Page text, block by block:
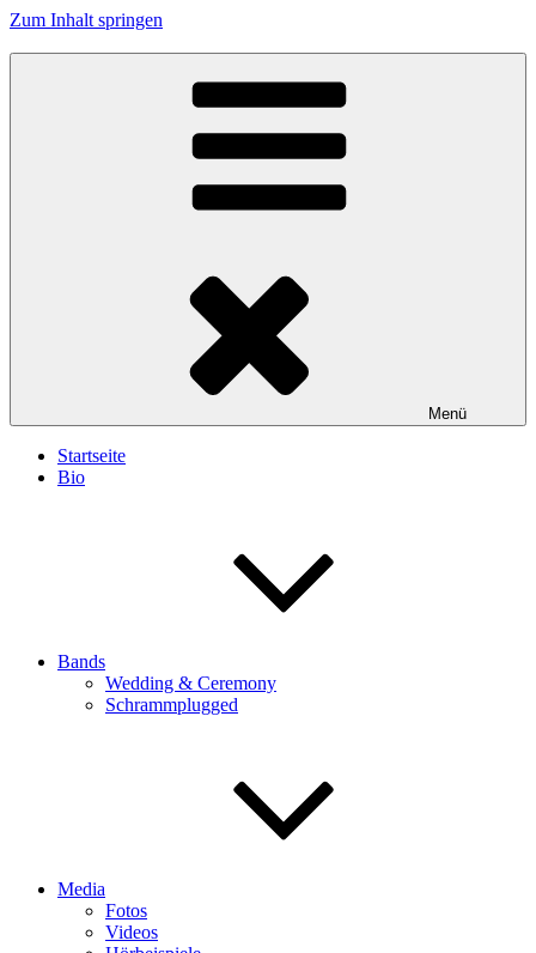
Zum Inhalt springen
Menü
Startseite
Bio
Bands
Wedding & Ceremony
Schrammplugged
Media
Fotos
Videos